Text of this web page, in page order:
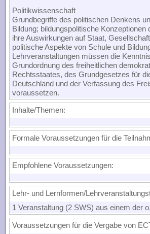
Politikwissenschaft
Grundbegriffe des politischen Denkens
Bildung; bildungspolitische Konzeptionen
ihre Auswirkungen auf Staat,
politische Aspekte von Schule und
Lehrveranstaltungen müssen die
Grundordnung des freiheitlichen
Rechtsstaates, des Grundgesetzes für
Deutschland und der Verfassung des
voraussetzen.
Inhalte/Themen:
Formale Voraussetzungen für die
Empfohlene Voraussetzungen:
Lehr- und Lernformen/
1 Veranstaltung (2 SWS) aus einem der
Voraussetzungen für die Vergabe von